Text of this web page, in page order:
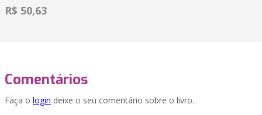
R$ 50,63
Comentários
Faça o login deixe o seu comentário sobre o livro.